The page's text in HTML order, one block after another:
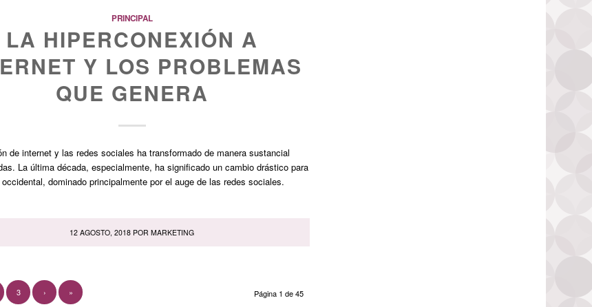
PRINCIPAL
LA HIPERCONEXIÓN A
Y LOS PROBLEMAS
QUE GENERA
de internet y las redes sociales ha transformado de manera sustancial
La última década, especialmente, ha significado un cambio drástico para
dominado principalmente por el auge de las redes sociales.
12 AGOSTO, 2018 PORMARKETING
Página 1 de 45
3 › »